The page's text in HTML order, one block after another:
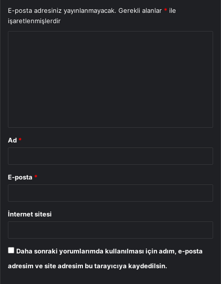
E-posta adresiniz yayınlanmayacak. Gerekli alanlar * ile
işaretlenmişlerdir
Ad *
E-posta *
İnternet sitesi
Daha sonraki yorumlarımda kullanılması için adım, e-posta
adresim ve site adresim bu tarayıcıya kaydedilsin.